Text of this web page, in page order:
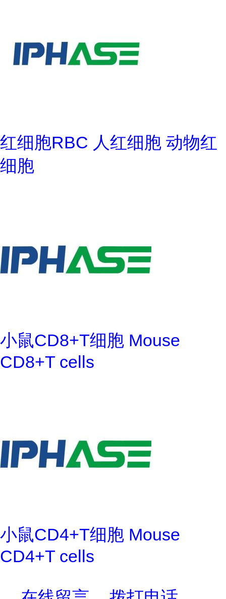
红细胞RBC 人红细胞 动物红
细胞
小鼠CD8+T细胞 Mouse
CD8+T cells
小鼠CD4+T细胞 Mouse
CD4+T cells